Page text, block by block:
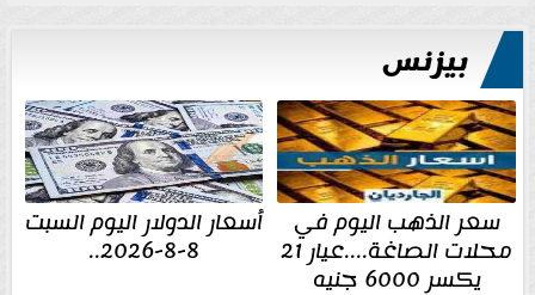
بيزنس
سعر الذهب اليوم في
محلات الصاغة....عيار 21
يكسر 6000 جنيه
أسعار الدولار اليوم السبت
8-8-2026..